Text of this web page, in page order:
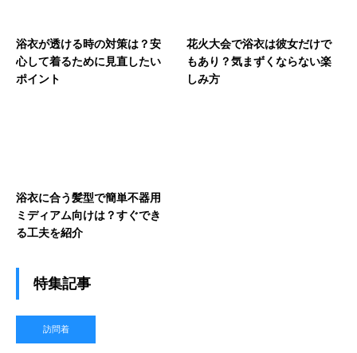
浴衣が透ける時の対策は？安
心して着るために見直したい
ポイント
花火大会で浴衣は彼女だけで
もあり？気まずくならない楽
しみ方
浴衣に合う髪型で簡単不器用
ミディアム向けは？すぐでき
る工夫を紹介
特集記事
訪問着